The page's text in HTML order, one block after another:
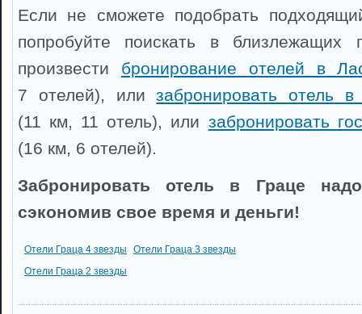
Если не сможете подобрать
попробуйте поискать в близлежащих
произвести бронирование отелей в
7 отелей), илизабронировать отель в
(11 км, 11 отель), или забронировать
(16 км, 6 отелей).
Забронировать отель в Граце надо
сэкономив свое время и деньги!
Отели Граца 4 звезды
Отели Граца 3 звезды
Отели Граца 2 звезды